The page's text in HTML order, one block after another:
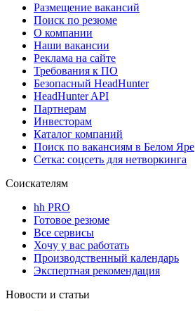
Размещение вакансий
Поиск по резюме
О компании
Наши вакансии
Реклама на сайте
Требования к ПО
Безопасный HeadHunter
HeadHunter API
Партнерам
Инвесторам
Каталог компаний
Поиск по вакансиям в Белом Яре
Сетка: соцсеть для нетворкинга
Соискателям
hh PRO
Готовое резюме
Все сервисы
Хочу у вас работать
Производственный календарь
Экспертная рекомендация
Новости и статьи